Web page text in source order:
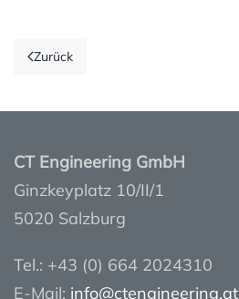
Zurück
CT Engineering GmbH
Ginzkeyplatz 10/II/1
5020 Salzburg
Tel.: +43 (0) 664 2024310
E-Mail: info@ctengineering.at